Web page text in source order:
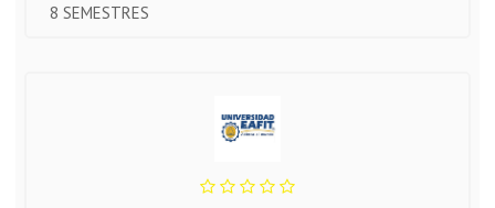
8 SEMESTRES